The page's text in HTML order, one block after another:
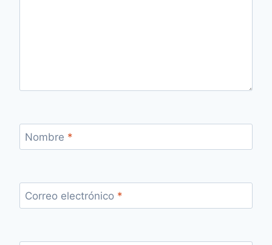
Nombre *
Correo electrónico *